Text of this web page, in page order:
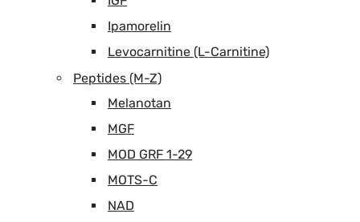
Ipamorelin
Levocarnitine (L-Carnitine)
Peptides (M-Z)
Melanotan
MGF
MOD GRF 1-29
MOTS-C
NAD